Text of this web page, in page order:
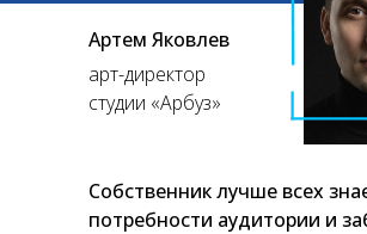
Собственник лучше всех
потребности аудитории и
Артем Яковлев
арт-директор
студии «Арбуз»